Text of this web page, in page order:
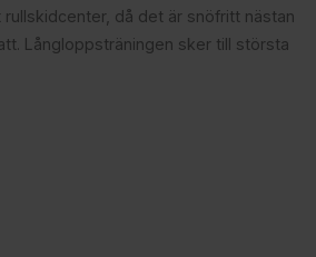
då det är snöfritt nästan
Långloppsträningen sker till största